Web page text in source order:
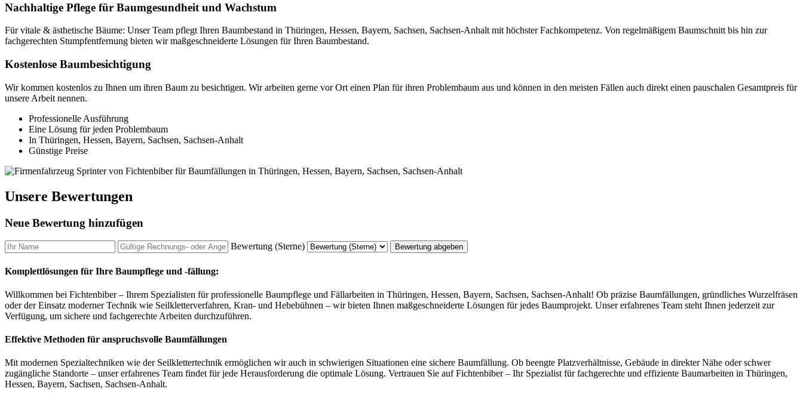
Nachhaltige Pflege für Baumgesundheit und Wachstum
Für vitale & ästhetische Bäume: Unser Team pflegt Ihren Baumbestand in Thüringen, Hessen, Bayern, Sachsen, Sachsen-Anhalt mit höchster Fachkompetenz. Von regelmäßigem Baumschnitt bis hin zur
fachgerechten Stumpfentfernung bieten wir maßgeschneiderte Lösungen für Ihren Baumbestand.
Kostenlose Baumbesichtigung
Wir kommen kostenlos zu Ihnen um ihren Baum zu besichtigen. Wir arbeiten gerne vor Ort einen Plan für ihren Problembaum aus und können in den meisten Fällen auch direkt einen pauschalen Gesamtpreis für
unsere Arbeit nennen.
Professionelle Ausführung
Eine Lösung für jeden Problembaum
In Thüringen, Hessen, Bayern, Sachsen, Sachsen-Anhalt
Günstige Preise
Unsere Bewertungen
Neue Bewertung hinzufügen
Bewertung (Sterne) Bewertung abgeben
Komplettlösungen für Ihre Baumpflege und -fällung:
Willkommen bei Fichtenbiber – Ihrem Spezialisten für professionelle Baumpflege und Fällarbeiten in Thüringen, Hessen, Bayern, Sachsen, Sachsen-Anhalt! Ob präzise Baumfällungen, gründliches Wurzelfräsen
oder der Einsatz moderner Technik wie Seilkletterverfahren, Kran- und Hebebühnen – wir bieten Ihnen maßgeschneiderte Lösungen für jedes Baumprojekt. Unser erfahrenes Team steht Ihnen jederzeit zur
Verfügung, um sichere und fachgerechte Arbeiten durchzuführen.
Effektive Methoden für anspruchsvolle Baumfällungen
Mit modernen Spezialtechniken wie der Seilklettertechnik ermöglichen wir auch in schwierigen Situationen eine sichere Baumfällung. Ob beengte Platzverhältnisse, Gebäude in direkter Nähe oder schwer
zugängliche Standorte – unser erfahrenes Team findet für jede Herausforderung die optimale Lösung. Vertrauen Sie auf Fichtenbiber – Ihr Spezialist für fachgerechte und effiziente Baumarbeiten in Thüringen,
Hessen, Bayern, Sachsen, Sachsen-Anhalt.